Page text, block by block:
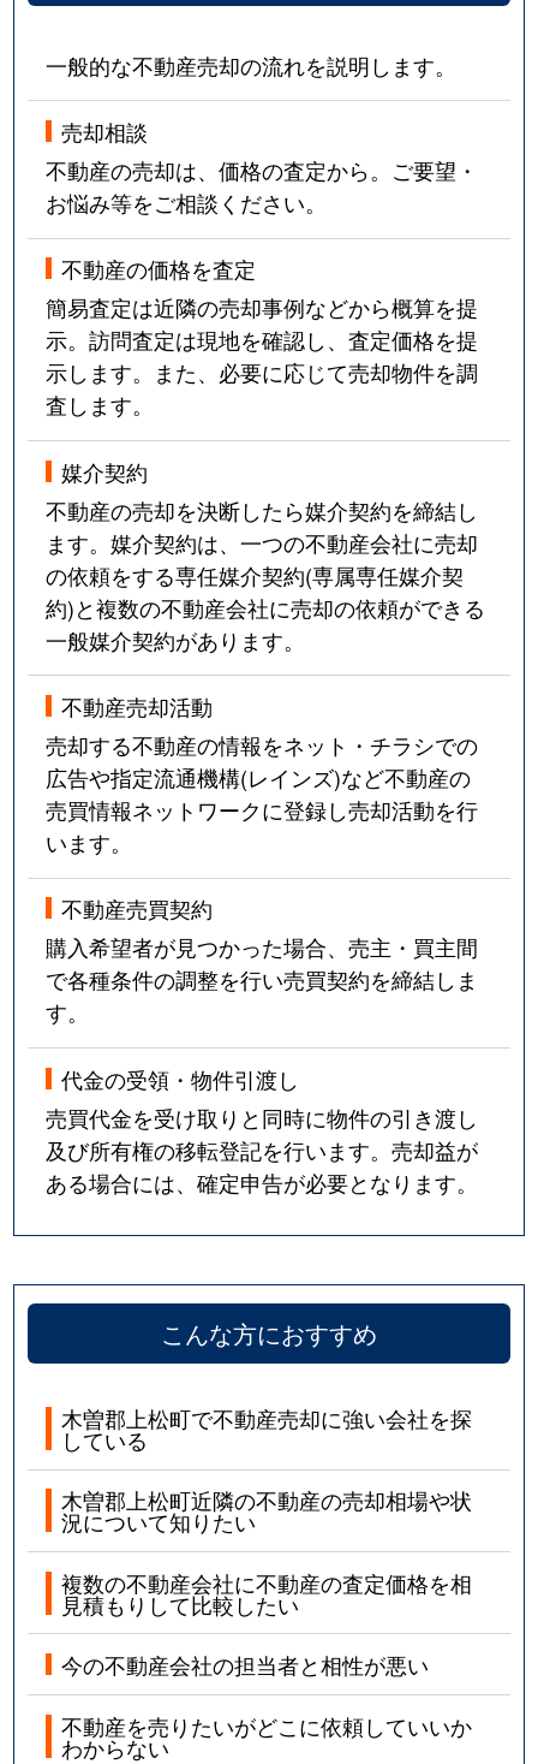
一般的な不動産売却の流れを説明します。
売却相談
不動産の売却は、価格の査定から。ご要望・
お悩み等をご相談ください。
不動産の価格を査定
簡易査定は近隣の売却事例などから概算を提
示。訪問査定は現地を確認し、査定価格を提
示します。また、必要に応じて売却物件を調
査します。
媒介契約
不動産の売却を決断したら媒介契約を締結し
ます。媒介契約は、一つの不動産会社に売却
の依頼をする専任媒介契約(専属専任媒介契
約)と複数の不動産会社に売却の依頼ができる
一般媒介契約があります。
不動産売却活動
売却する不動産の情報をネット・チラシでの
広告や指定流通機構(レインズ)など不動産の
売買情報ネットワークに登録し売却活動を行
います。
不動産売買契約
購入希望者が見つかった場合、売主・買主間
で各種条件の調整を行い売買契約を締結しま
す。
代金の受領・物件引渡し
売買代金を受け取りと同時に物件の引き渡し
及び所有権の移転登記を行います。売却益が
ある場合には、確定申告が必要となります。
こんな方におすすめ
木曽郡上松町で不動産売却に強い会社を探
している
木曽郡上松町近隣の不動産の売却相場や状
況について知りたい
複数の不動産会社に不動産の査定価格を相
見積もりして比較したい
今の不動産会社の担当者と相性が悪い
不動産を売りたいがどこに依頼していいか
わからない